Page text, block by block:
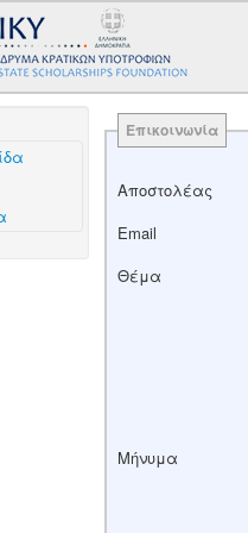
Επικοινωνία
Αποστολέας
Email
Θέμα
Μήνυμα